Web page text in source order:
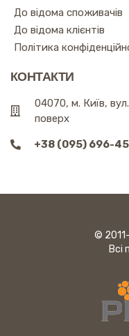
До відома споживачів
До відома клієнтів
Політика
КОНТАКТИ
04070, м. Київ, вул.
поверх
+38 (095) 696-
©
Всі